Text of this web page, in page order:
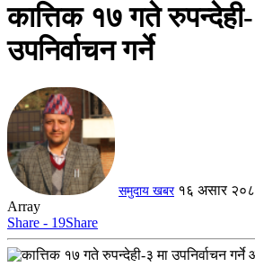
कात्तिक १७ गते
उपनिर्वाचन गर्ने
समुदाय खबर १६ असार
Array
Share - 19Share